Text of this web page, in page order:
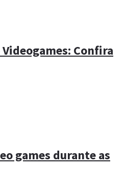
Confira
games durante as